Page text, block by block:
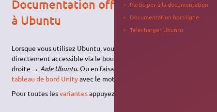
Documentation officielle intégrée
à Ubuntu
Lorsque vous utilisez Ubuntu, vous disposez d'une aide
directement accessible via le bouton de connexion en haut à
droite → Aide Ubuntu. Ou en faisant une recherche dans
tableau de bord Unityavec le mot clé
Pour toutes lesvariantesappuyez sur F1.
Participer à la documentation
Documentation hors ligne
Télécharger Ubuntu